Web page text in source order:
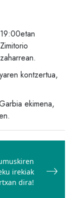
19:00etan
Zimitorio
zaharrean.
kontzertua,
ekimena,
irekiak
dira!